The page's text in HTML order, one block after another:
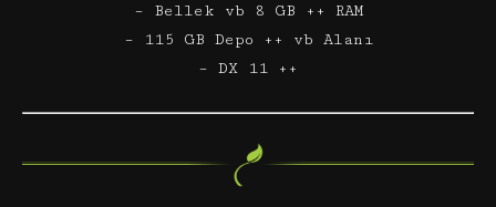
– Bellek vb 8 GB ++ RAM
– 115 GB Depo ++ vb Alanı
– DX 11 ++